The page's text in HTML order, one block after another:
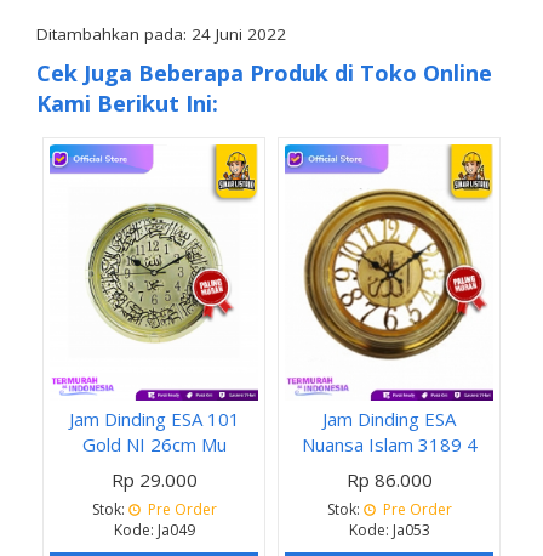
Ditambahkan pada: 24 Juni 2022
Cek Juga Beberapa Produk di Toko Online
Kami Berikut Ini:
Jam Dinding ESA 101
Gold NI 26cm Mu
Rp 29.000
Stok:
Pre Order
Kode: Ja049
Jam Dinding ESA
Nuansa Islam 3189 4
Rp 86.000
Stok:
Pre Order
Kode: Ja053